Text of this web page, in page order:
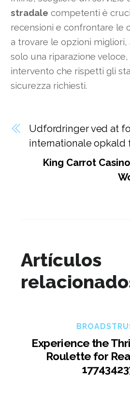
stradale competenti è
recensioni e confrontare le
a trovare le opzioni migliori,
solo una riparazione
intervento che rispetti gli
sicurezza richiesti.
Udfordringer ved at
internationale opkald
King Carrot
Artículos
Experience the
Roulette for